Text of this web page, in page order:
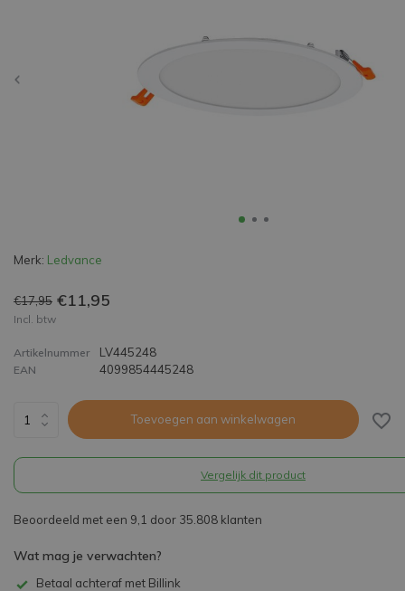
Merk: Ledvance
€17,95 €11,95
Incl. btw
Artikelnummer LV445248
EAN 4099854445248
Toevoegen aan winkelwagen
Vergelijk dit product
Beoordeeld met een 9,1 door 35.808 klanten
Wat mag je verwachten?
Betaal achteraf met Billink